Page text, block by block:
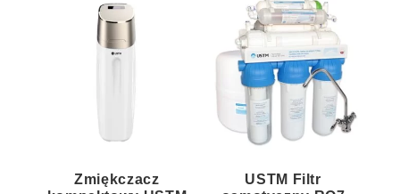
Zmiękczacz
USTM Filtr